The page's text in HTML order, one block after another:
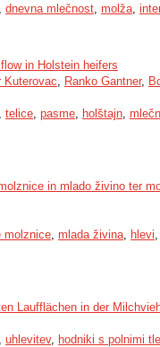
, dnevna mlečnost, molža,
in Holstein heifers
Kuterovac, Ranko Gantner,
, telice, pasme, holštajn,
in mlado živino ter
molznice, mlada živina, hlevi,
Laufflächen in der
, uhlevitev, hodniki s polnimi